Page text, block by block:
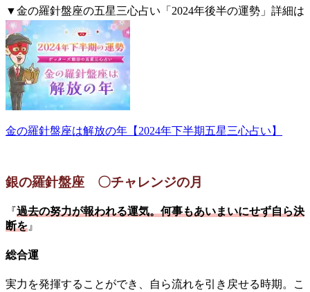
▼金の羅針盤座の五星三心占い「2024年後半の運勢」詳細は
こちら。
金の羅針盤座は解放の年【2024年下半期五星三心占い】
銀の羅針盤座 〇チャレンジの月
『過去の努力が報われる運気。何事もあいまいにせず自ら決
断を 』
総合運
実力を発揮することができ、自ら流れを引き戻せる時期。こ